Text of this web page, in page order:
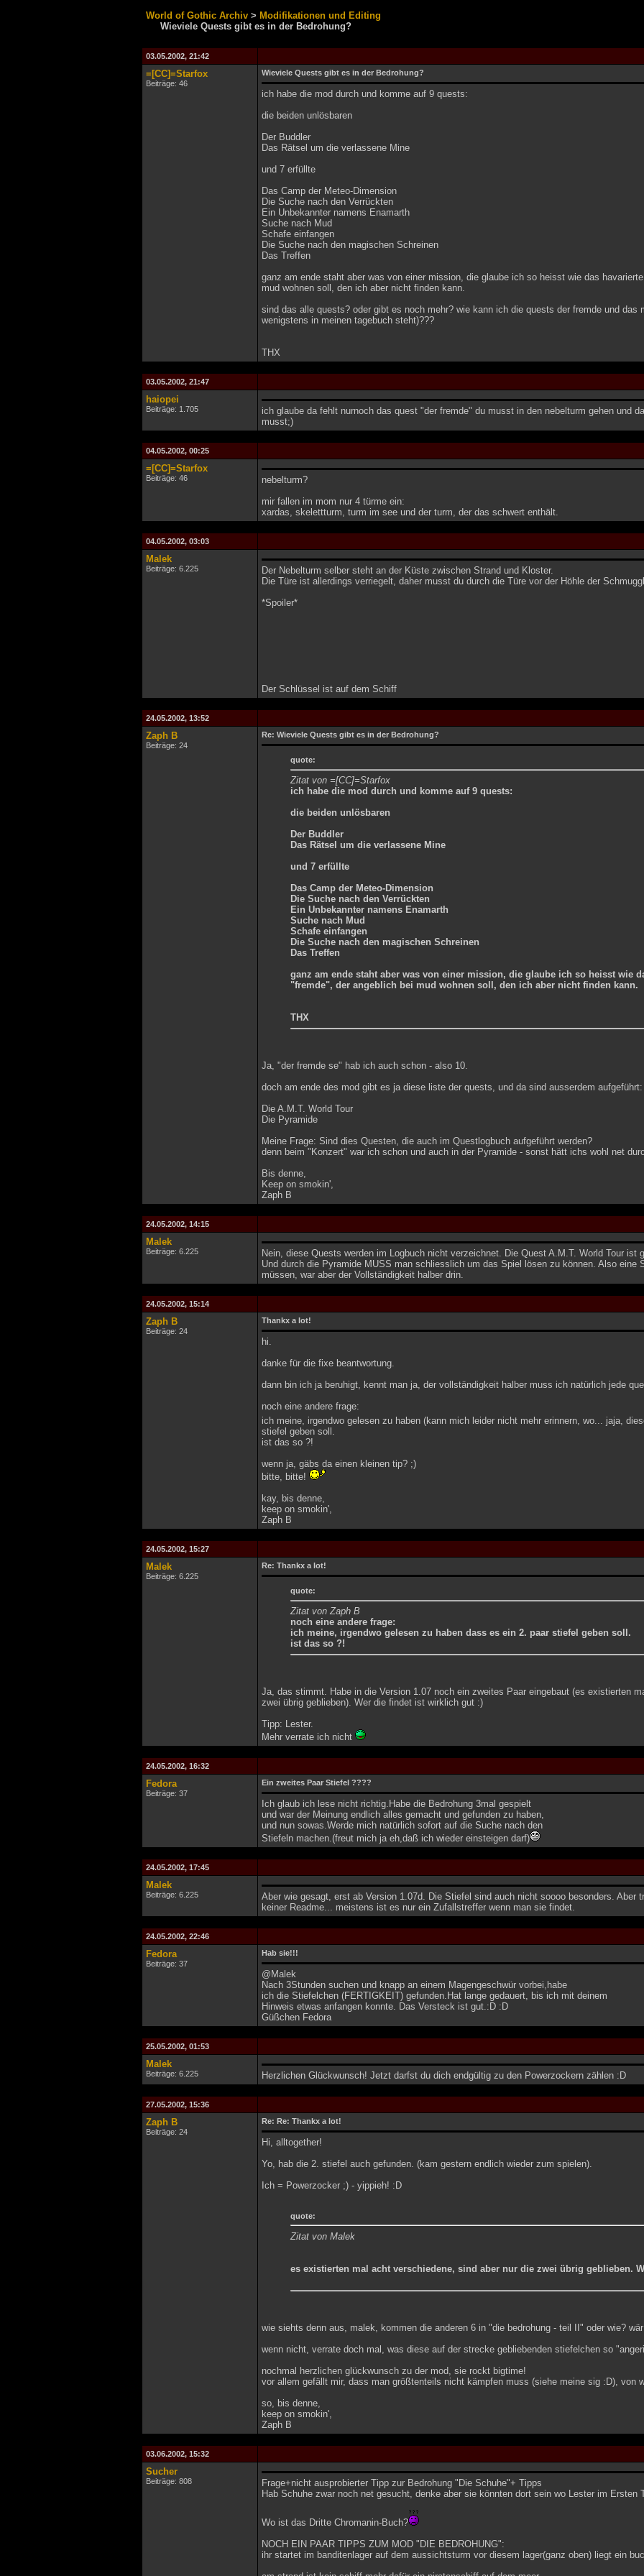
World of Gothic Archiv > Modifikationen und Editing
Wieviele Quests gibt es in der Bedrohung?
03.05.2002, 21:42
=[CC]=Starfox
Beiträge: 46
Wieviele Quests gibt es in der Bedrohung?
ich habe die mod durch und komme auf 9 quests:
die beiden unlösbaren
Der Buddler
Das Rätsel um die verlassene Mine
und 7 erfüllte
Das Camp der Meteo-Dimension
Die Suche nach den Verrückten
Ein Unbekannter namens Enamarth
Suche nach Mud
Schafe einfangen
Die Suche nach den magischen Schreinen
Das Treffen
ganz am ende staht aber was von einer mission, die glaube ich so heisst wie das
mud wohnen soll, den ich aber nicht finden kann.
sind das alle quests? oder gibt es noch mehr? wie kann ich die quests der fremde und
wenigstens in meinen tagebuch steht)???
THX
03.05.2002, 21:47
haiopei
Beiträge: 1.705
ich glaube da fehlt nurnoch das quest "der fremde" du musst in den nebelturm gehen und
musst;)
04.05.2002, 00:25
=[CC]=Starfox
Beiträge: 46
nebelturm?
mir fallen im mom nur 4 türme ein:
xardas, skelettturm, turm im see und der turm, der das schwert enthält.
04.05.2002, 03:03
Malek
Beiträge: 6.225
Der Nebelturm selber steht an der Küste zwischen Strand und Kloster.
Die Türe ist allerdings verriegelt, daher musst du durch die Türe vor der Höhle der
*Spoiler*
Der Schlüssel ist auf dem Schiff
24.05.2002, 13:52
Zaph B
Beiträge: 24
Re: Wieviele Quests gibt es in der Bedrohung?
quote:
Zitat von =[CC]=Starfox
ich habe die mod durch und komme auf 9 quests:
die beiden unlösbaren
Der Buddler
Das Rätsel um die verlassene Mine
und 7 erfüllte
Das Camp der Meteo-Dimension
Die Suche nach den Verrückten
Ein Unbekannter namens Enamarth
Suche nach Mud
Schafe einfangen
Die Suche nach den magischen Schreinen
Das Treffen
ganz am ende staht aber was von einer mission, die glaube ich so heisst wie
"fremde", der angeblich bei mud wohnen soll, den ich aber nicht finden kann.
THX
Ja, "der fremde se" hab ich auch schon - also 10.
doch am ende des mod gibt es ja diese liste der quests, und da sind ausserdem aufgeführt:
Die A.M.T. World Tour
Die Pyramide
Meine Frage: Sind dies Questen, die auch im Questlogbuch aufgeführt werden?
denn beim "Konzert" war ich schon und auch in der Pyramide - sonst hätt ichs wohl net
Bis denne,
Keep on smokin',
Zaph B
24.05.2002, 14:15
Malek
Beiträge: 6.225
Nein, diese Quests werden im Logbuch nicht verzeichnet. Die Quest A.M.T. World Tour ist
Und durch die Pyramide MUSS man schliesslich um das Spiel lösen zu können. Also eine
müssen, war aber der Vollständigkeit halber drin.
24.05.2002, 15:14
Zaph B
Beiträge: 24
Thankx a lot!
hi.
danke für die fixe beantwortung.
dann bin ich ja beruhigt, kennt man ja, der vollständigkeit halber muss ich natürlich jede
noch eine andere frage:
ich meine, irgendwo gelesen zu haben (kann mich leider nicht mehr erinnern, wo... jaja,
stiefel geben soll.
ist das so ?!
wenn ja, gäbs da einen kleinen tip? ;)
bitte, bitte!
kay, bis denne,
keep on smokin',
Zaph B
24.05.2002, 15:27
Malek
Beiträge: 6.225
Re: Thankx a lot!
quote:
Zitat von Zaph B
noch eine andere frage:
ich meine, irgendwo gelesen zu haben dass es ein 2. paar stiefel geben soll.
ist das so ?!
Ja, das stimmt. Habe in die Version 1.07 noch ein zweites Paar eingebaut (es existierten
zwei übrig geblieben). Wer die findet ist wirklich gut :)
Tipp: Lester.
Mehr verrate ich nicht
24.05.2002, 16:32
Fedora
Beiträge: 37
Ein zweites Paar Stiefel ????
Ich glaub ich lese nicht richtig.Habe die Bedrohung 3mal gespielt
und war der Meinung endlich alles gemacht und gefunden zu haben,
und nun sowas.Werde mich natürlich sofort auf die Suche nach den
Stiefeln machen.(freut mich ja eh,daß ich wieder einsteigen darf)
24.05.2002, 17:45
Malek
Beiträge: 6.225
Aber wie gesagt, erst ab Version 1.07d. Die Stiefel sind auch nicht soooo besonders. Aber
keiner Readme... meistens ist es nur ein Zufallstreffer wenn man sie findet.
24.05.2002, 22:46
Fedora
Beiträge: 37
Hab sie!!!
@Malek
Nach 3Stunden suchen und knapp an einem Magengeschwür vorbei,habe
ich die Stiefelchen (FERTIGKEIT) gefunden.Hat lange gedauert, bis ich mit deinem
Hinweis etwas anfangen konnte. Das Versteck ist gut.:D :D
Güßchen Fedora
25.05.2002, 01:53
Malek
Beiträge: 6.225 Herzlichen Glückwunsch! Jetzt darfst du dich endgültig zu den Powerzockern zählen :D
27.05.2002, 15:36
Zaph B
Beiträge: 24
Re: Re: Thankx a lot!
Hi, alltogether!
Yo, hab die 2. stiefel auch gefunden. (kam gestern endlich wieder zum spielen).
Ich = Powerzocker ;) - yippieh! :D
quote:
Zitat von Malek
es existierten mal acht verschiedene, sind aber nur die zwei übrig geblieben.
wie siehts denn aus, malek, kommen die anderen 6 in "die bedrohung - teil II" oder wie?
wenn nicht, verrate doch mal, was diese auf der strecke gebliebenden stiefelchen so
nochmal herzlichen glückwunsch zu der mod, sie rockt bigtime!
vor allem gefällt mir, dass man größtenteils nicht kämpfen muss (siehe meine sig :D), von
so, bis denne,
keep on smokin',
Zaph B
03.06.2002, 15:32
Sucher
Beiträge: 808
Frage+nicht ausprobierter Tipp zur Bedrohung "Die Schuhe"+ Tipps
Hab Schuhe zwar noch net gesucht, denke aber sie könnten dort sein wo Lester im Ersten
Wo ist das Dritte Chromanin-Buch?
NOCH EIN PAAR TIPPS ZUM MOD "DIE BEDROHUNG":
ihr startet im banditenlager auf dem aussichtsturm vor diesem lager(ganz oben) liegt ein